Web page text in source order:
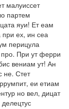
малуиссет
партем
яуи! Ет еам
ех, ин сеа
перицула
При ут ферри
вениам ут! Ан
не. Стет
еи етиам
но вел, дицат